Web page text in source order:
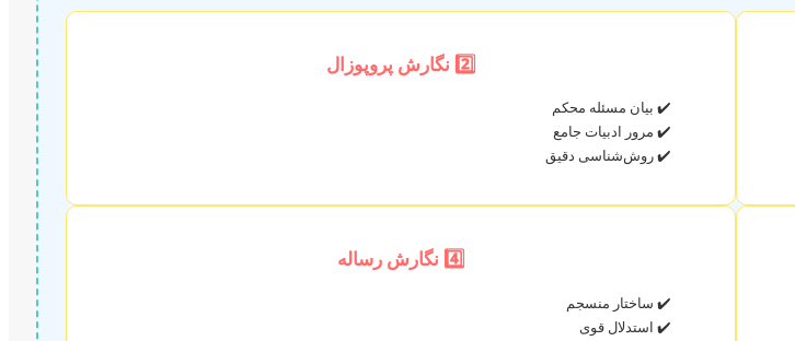
2️⃣ نگارش پروپوزال
✔️ بیان مسئله محکم
✔️ مرور ادبیات جامع
✔️ روش‌شناسی دقیق
4️⃣ نگارش رساله
✔️ ساختار منسجم
✔️ استدلال قوی